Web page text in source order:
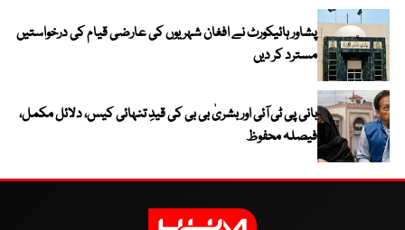
پشاور ہائیکورٹ نے افغان شہریوں کی عارضی قیام کی درخواستیں
مسترد کر دیں
بانی پی ٹی آئی اور بشریٰ بی بی کی قیدِ تنہائی کیس، دلائل مکمل،
فیصلہ محفوظ